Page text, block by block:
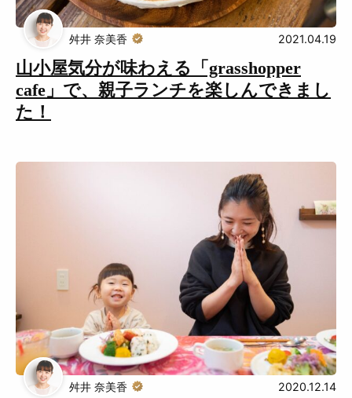
山小屋気分が味わえる「grasshopper
cafe」で、親子ランチを楽しんできまし
た！
舛井 奈美香 2021.04.19
舛井 奈美香 2020.12.14